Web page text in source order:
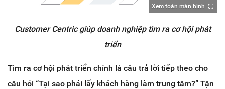
Xem toàn màn hình
Customer Centric giúp doanh nghiệp tìm ra cơ hội phát
triển
Tìm ra cơ hội phát triển chính là câu trả lời tiếp theo cho
câu hỏi “Tại sao phải lấy khách hàng làm trung tâm?” Tận